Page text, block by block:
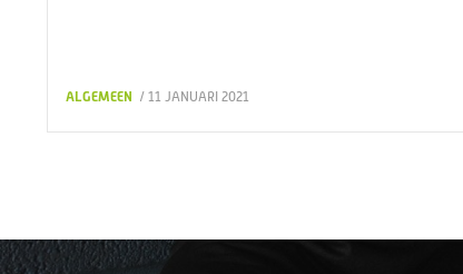
ALGEMEEN / 11 JANUARI 2021